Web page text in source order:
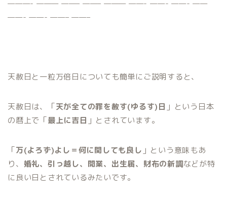
———- ——— ——– ——– ——— ——- ——- ——- ——
——- ——- ——– ——–
天赦日と一粒万倍日についても簡単にご説明すると、
天赦日は、「天が全ての罪を赦す(ゆるす)日 」という日本
の暦上で「最上に吉日 」とされています。
「万(よろず)よし＝何に関しても良し 」という意味もあ
り、 婚礼、引っ越し、開業、出生届、財布の新調などが特
に良い日とされているみたいです。